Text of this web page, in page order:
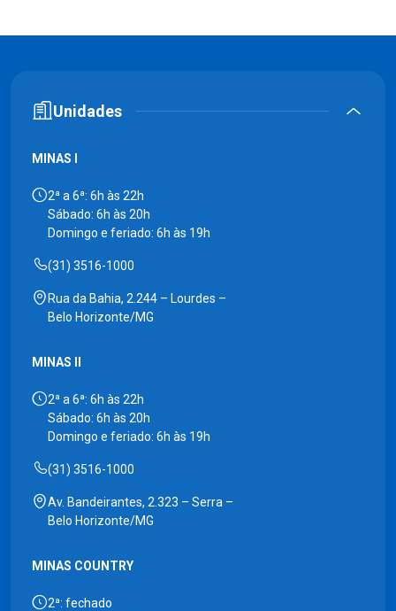
Unidades
MINAS I
2ª a 6ª: 6h às 22h
Sábado: 6h às 20h
Domingo e feriado: 6h às 19h
(31) 3516-1000
Rua da Bahia, 2.244 – Lourdes –
Belo Horizonte/MG
MINAS II
2ª a 6ª: 6h às 22h
Sábado: 6h às 20h
Domingo e feriado: 6h às 19h
(31) 3516-1000
Av. Bandeirantes, 2.323 – Serra –
Belo Horizonte/MG
MINAS COUNTRY
2ª: fechado